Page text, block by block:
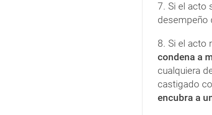
7. Si el acto
desempeño
8. Si el acto
condena a
cualquiera
castigado
encubra a